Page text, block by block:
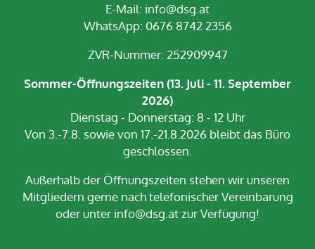
E-Mail: info@dsg.at
WhatsApp: 0676 8742 2356
ZVR-Nummer: 252909947
Sommer-Öffnungszeiten (13. Juli - 11. September
2026)
Dienstag - Donnerstag: 8 - 12 Uhr
Von 3.-7.8. sowie von 17.-21.8.2026 bleibt das Büro
geschlossen.
Außerhalb der Öffnungszeiten stehen wir unseren
Mitgliedern gerne nach telefonischer Vereinbarung
oder unter info@dsg.at zur Verfügung!